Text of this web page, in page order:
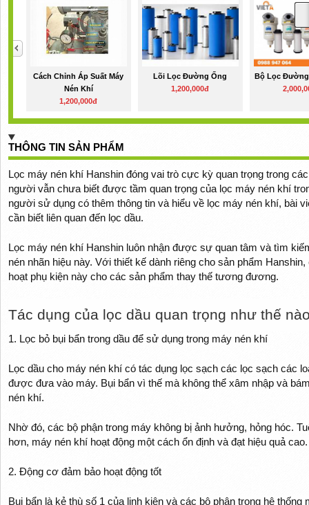
Cách Chỉnh Áp Suất Máy
Nén Khí
1,200,000đ
Lõi Lọc Đường Ống
1,200,000đ
Bộ Lọc
THÔNG TIN SẢN PHẨM
Lọc máy nén khí Hanshin đóng vai trò cực kỳ quan trọng trong
người vẫn chưa biết được tầm quan trọng của lọc máy nén khí
người sử dụng có thêm thông tin và hiểu về lọc máy nén khí, bài
cần biết liên quan đến lọc dầu.
Lọc máy nén khí Hanshin luôn nhận được sự quan tâm và tìm
nén nhãn hiệu này. Với thiết kế dành riêng cho sản phẩm
hoạt phụ kiện này cho các sản phẩm thay thế tương đương.
Tác dụng của lọc dầu quan trọng như thế
1. Lọc bỏ bụi bẩn trong dầu để sử dụng trong máy nén khí
Lọc dầu cho máy nén khí có tác dụng lọc sạch các lọc sạch các
được đưa vào máy. Bụi bẩn vì thế mà không thể xâm nhập và
nén khí.
Nhờ đó, các bộ phận trong máy không bị ảnh hưởng, hỏng hóc.
hơn, máy nén khí hoạt động một cách ổn định và đạt hiệu quả cao.
2. Động cơ đảm bảo hoạt động tốt
Bụi bẩn là kẻ thù số 1 của linh kiện và các bộ phận trong hệ